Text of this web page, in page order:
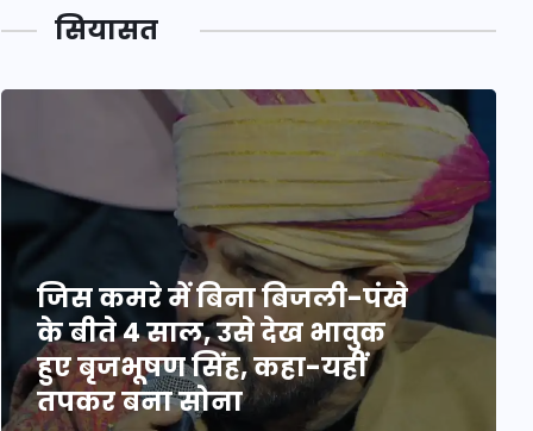
सियासत
जिस कमरे में बिना बिजली-पंखे
के बीते 4 साल, उसे देख भावुक
हुए बृजभूषण सिंह, कहा-यहीं
तपकर बना सोना